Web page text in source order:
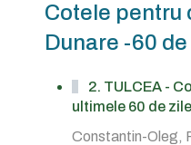
Cotele pentru
Dunare -60
2. TULCEA -
ultimele 60 de
Constantin-Oleg,